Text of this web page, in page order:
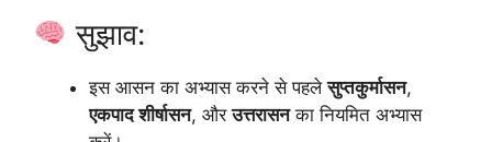
सुझाव:
इस आसन का अभ्यास करने से पहलेसुप्तकुर्मासन,
एकपाद शीर्षासन, औरउत्तरासनका नियमित अभ्यास